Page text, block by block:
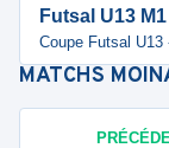
Futsal U13 M1
Coupe Futsal
MATCHS